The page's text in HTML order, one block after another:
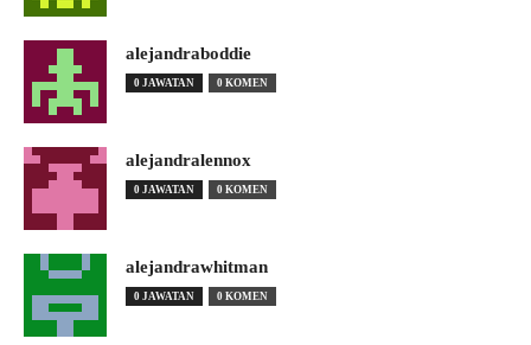
alejandraboddie
0 JAWATAN 0 KOMEN
alejandralennox
0 JAWATAN 0 KOMEN
alejandrawhitman
0 JAWATAN 0 KOMEN